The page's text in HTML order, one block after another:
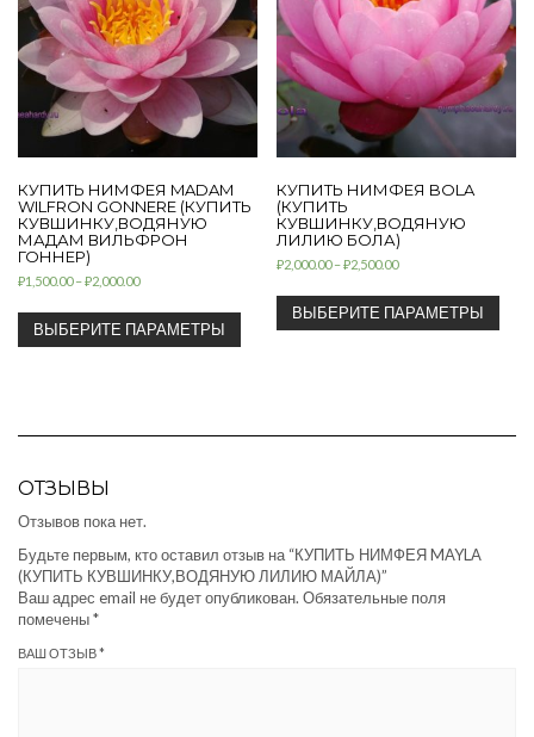
КУПИТЬ НИМФЕЯ MADAM
WILFRON GONNERE (КУПИТЬ
КУВШИНКУ,ВОДЯНУЮ
МАДАМ ВИЛЬФРОН
ГОННЕР)
₽1,500.00–₽2,000.00
ВЫБЕРИТЕ ПАРАМЕТРЫ
КУПИТЬ НИМФЕЯ BOLA
(КУПИТЬ
КУВШИНКУ,ВОДЯНУЮ
ЛИЛИЮ БОЛА)
₽2,000.00–₽2,500.00
ВЫБЕРИТЕ ПАРАМЕТРЫ
ОТЗЫВЫ
Отзывов пока нет.
Будьте первым, кто оставил отзыв на “КУПИТЬ НИМФЕЯ MAYLA
(КУПИТЬ КУВШИНКУ,ВОДЯНУЮ ЛИЛИЮ МАЙЛА)”
Ваш адрес email не будет опубликован. Обязательные поля
помечены*
ВАШ ОТЗЫВ*